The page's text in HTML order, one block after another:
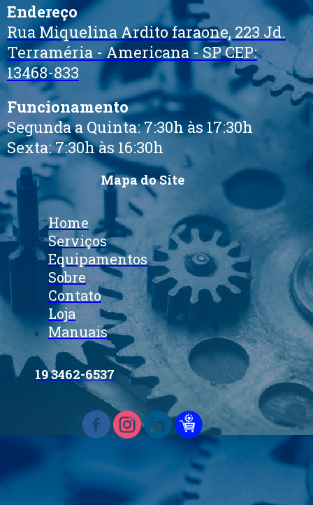
Endereço
Rua Miquelina Ardito faraone, 223 Jd.
Terraméria - Americana - SP CEP:
13468-833
Funcionamento
Segunda a Quinta: 7:30h às 17:30h
Sexta: 7:30h às 16:30h
Mapa do Site
Home
Serviços
Equipamentos
Sobre
Contato
Loja
Manuais
19 3462-6537